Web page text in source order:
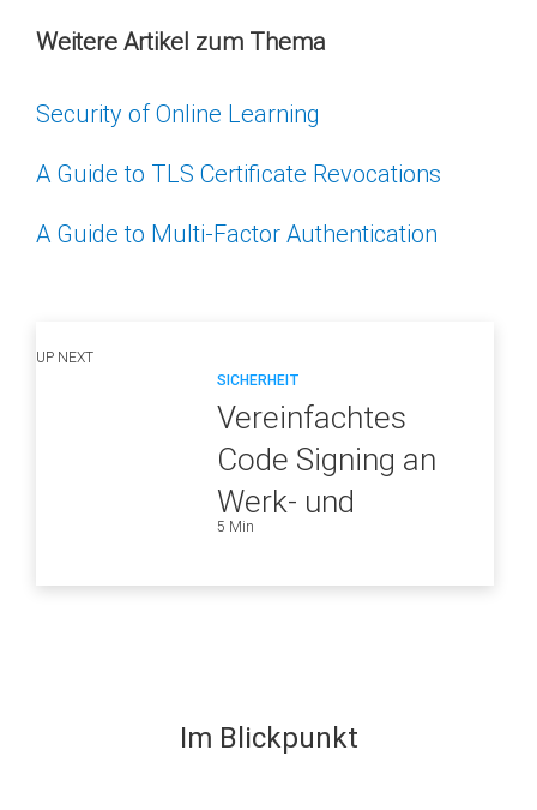
Weitere Artikel zum Thema
Security of Online Learning
A Guide to TLS Certificate Revocations
A Guide to Multi-Factor Authentication
UP NEXT
SICHERHEIT
Vereinfachtes
Code Signing an
Werk- und
Feiertagen
5 Min
Im Blickpunkt